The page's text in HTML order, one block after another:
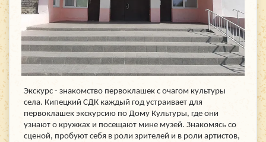
Экскурс - знакомство первоклашек с очагом культуры
села. Кипецкий СДК каждый год устраивает для
первоклашек экскурсию по Дому Культуры, где они
узнают о кружках и посещают мине музей. Знакомясь со
сценой, пробуют себя в роли зрителей и в роли артистов,